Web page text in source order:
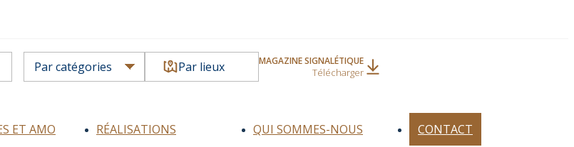
Par lieux MAGAZINE SIGNALÉTIQUE
Télécharger
ET AMO RÉALISATIONS QUI SOMMES-NOUS CONTACT